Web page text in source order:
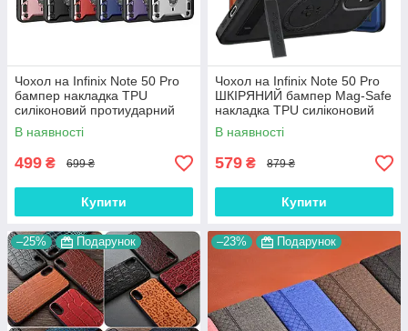
Чохол на Infinix Note 50 Pro
бампер накладка TPU
силіконовий протиударний
оригінальний "SPACE CASE"
В наявності
499 ₴ 699 ₴
Купити
Чохол на Infinix Note 50 Pro
ШКІРЯНИЙ бампер Mag-Safe
накладка TPU силіконовий
протиударний оригінальний
"LEATHER-STAND"
В наявності
579 ₴ 879 ₴
Купити
–25% Подарунок –23% Подарунок